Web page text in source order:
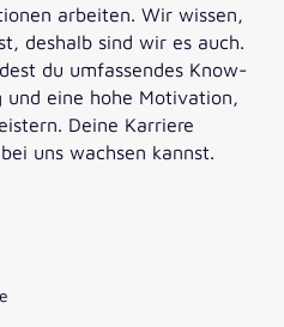
arbeiten. Wir wissen,
deshalb sind wir es auch.
du umfassendes Know-
eine hohe Motivation,
Deine Karriere
uns wachsen kannst.